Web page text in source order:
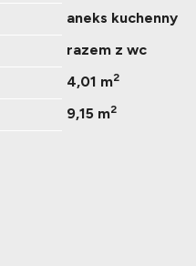
aneks kuchenny
razem z wc
4,01 m2
9,15 m2